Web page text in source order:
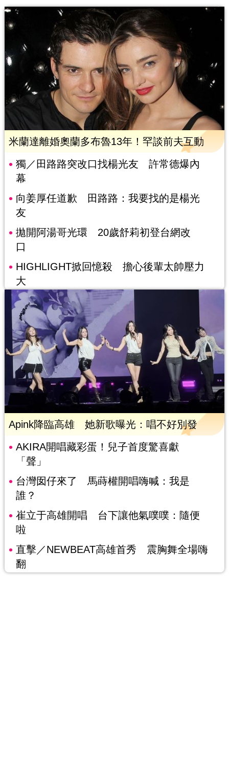
米蘭達離婚奧蘭多布魯13年！罕談前夫互動
獨／田路路突改口找楊光友 許常德爆內
幕
向姜厚任道歉 田路路：我要找的是楊光
友
拋開阿湯哥光環 20歲舒莉初登台網改
口
HIGHLIGHT掀回憶殺 擔心後輩太帥壓力
大
Apink降臨高雄 她新歌曝光：唱不好別發
AKIRA開唱藏彩蛋！兒子首度驚喜獻
「聲」
台灣囡仔來了 馬蒔權開唱嗨喊：我是
誰？
崔立于高雄開唱 台下讓他氣噗噗：隨便
啦
直擊／NEWBEAT高雄首秀 震胸舞全場嗨
翻